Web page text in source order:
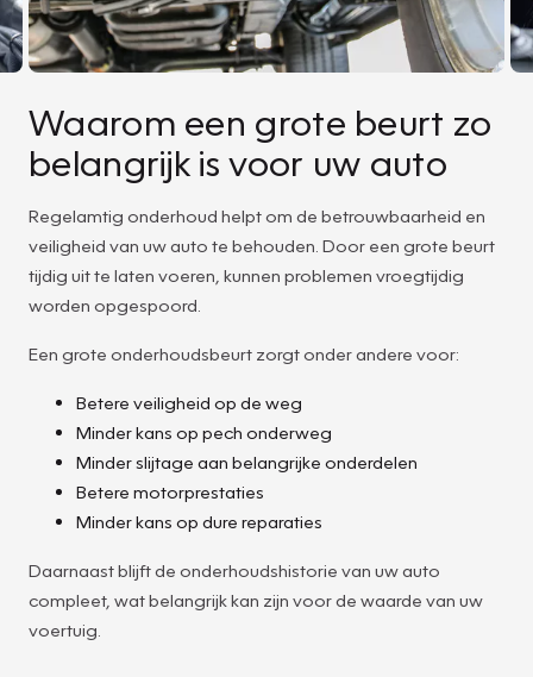
Waarom een grote beurt zo
belangrijk is voor uw auto
Regelamtig onderhoud helpt om de betrouwbaarheid en
veiligheid van uw auto te behouden. Door een grote beurt
tijdig uit te laten voeren, kunnen problemen vroegtijdig
worden opgespoord.
Een grote onderhoudsbeurt zorgt onder andere voor:
Betere veiligheid op de weg
Minder kans op pech onderweg
Minder slijtage aan belangrijke onderdelen
Betere motorprestaties
Minder kans op dure reparaties
Daarnaast blijft de onderhoudshistorie van uw auto
compleet, wat belangrijk kan zijn voor de waarde van uw
voertuig.